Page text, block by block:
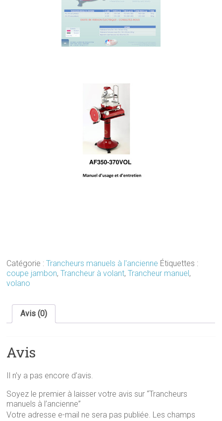
Catégorie :Trancheurs manuels à l'ancienne Étiquettes :
coupe jambon,Trancheur à volant,Trancheur manuel,
volano
Avis (0)
Avis
Il n’y a pas encore d’avis.
Soyez le premier à laisser votre avis sur “Trancheurs
manuels à l’ancienne”
Votre adresse e-mail ne sera pas publiée. Les champs